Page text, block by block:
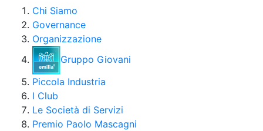
Chi Siamo
Governance
Organizzazione
Gruppo Giovani
Piccola Industria
I Club
Le Società di Servizi
Premio Paolo Mascagni